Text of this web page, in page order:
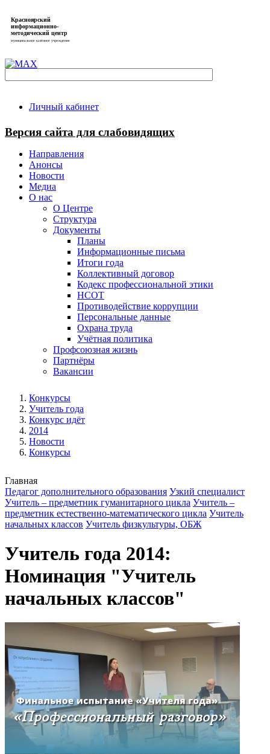
Красноярский
информационно-
методический центр
муниципальное казённое учреждение
Личный кабинет
Версия сайта для слабовидящих
Направления
Анонсы
Новости
Медиа
О нас
О Центре
Структура
Документы
Планы
Информационные письма
Итоги года
Коллективный договор
Кодекс профессиональной этики
НСОТ
Противодействие коррупции
Персональные данные
Охрана труда
Учётная политика
Профсоюзная жизнь
Партнёры
Вакансии
Конкурсы
Учитель года
Конкурс идёт
2014
Новости
Конкурсы
Главная
Педагог дополнительного образования Узкий специалист
Учитель – предметник гуманитарного цикла Учитель –
предметник естественно-математического цикла Учитель
начальных классов Учитель физкультуры, ОБЖ
Учитель года 2014:
Номинация "Учитель
начальных классов"